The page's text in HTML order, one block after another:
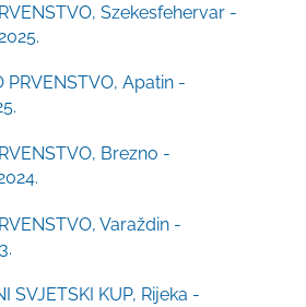
Szekesfehervar -
PRVENSTVO, Apatin -
Brezno -
Varaždin -
SVJETSKI KUP, Rijeka -